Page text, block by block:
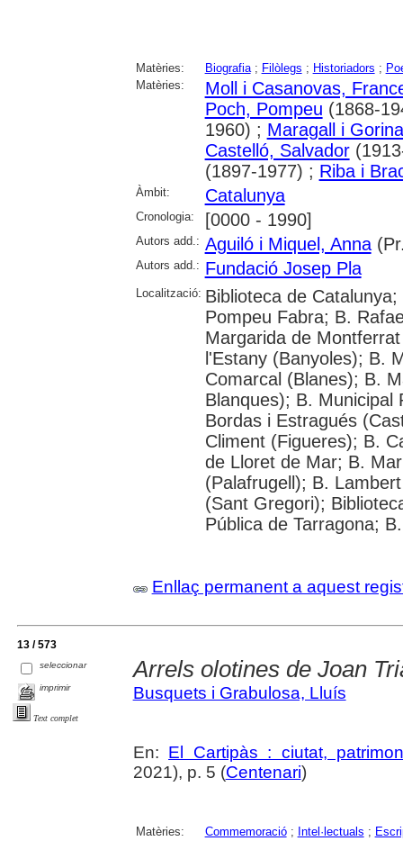
Matèries: Biografia; Filòlegs ; Historiadors ;
Matèries:
Moll i Casanovas,
Poch, Pompeu (1868-
1960) ; Maragall i
Castelló, Salvador
(1897-1977) ; Riba i
Àmbit: Catalunya
Cronologia: [0000 - 1990]
Autors add.: Aguiló i Miquel, Anna
Autors add.: Fundació Josep Pla
Localització: Biblioteca de
Pompeu Fabra; B.
Margarida de
l'Estany (Banyoles); B.
Comarcal (Blanes); B.
Blanques); B. Municipal
Bordas i Estragués
Climent (Figueres); B.
de Lloret de Mar; B.
(Palafrugell); B.
(Sant Gregori);
Pública de Tarragona;
Enllaç permanent a aquest
13 / 573
seleccionar
imprimir
Text complet
Arrels olotines de Joan
Busquets i Grabulosa, Lluís
En: El Cartipàs : ciutat,
2021), p. 5 (Centenari)
Matèries: Commemoració; Intel·lectuals ;